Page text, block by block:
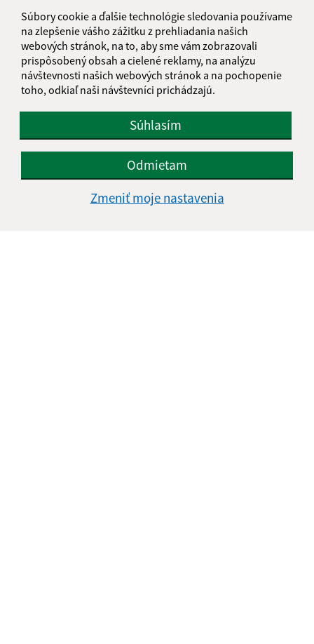
Súbory cookie a ďalšie technológie sledovania používame
na zlepšenie vášho zážitku z prehliadania našich
webových stránok, na to, aby sme vám zobrazovali
prispôsobený obsah a cielené reklamy, na analýzu
návštevnosti našich webových stránok a na pochopenie
toho, odkiaľ naši návštevníci prichádzajú.
Súhlasím
Odmietam
Zmeniť moje nastavenia
jakubany@jakubany.sk
+421 524 283 651
IČO: 00329924